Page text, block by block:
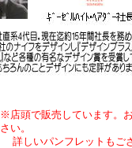
※店頭で販売しています。
さい。
詳しいパンフレットもご